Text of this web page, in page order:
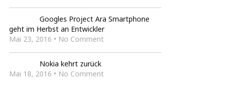
Googles Project Ara Smartphone
geht im Herbst an Entwickler
Mai 23, 2016 • No Comment
Nokia kehrt zurück
Mai 18, 2016 • No Comment